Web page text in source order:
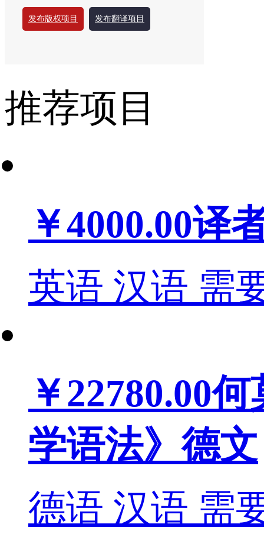
发布版权项目 发布翻译项目
推荐项目
￥4000.00译
英语 汉语 需
￥22780.00何
学语法》德文
德语 汉语 需